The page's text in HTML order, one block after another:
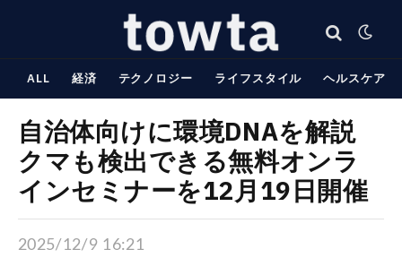
ALL 経済 テクノロジー ライフスタイル ヘルスケア
自治体向けに環境DNAを解説
クマも検出できる無料オンラ
インセミナーを12月19日開催
2025/12/9 16:21